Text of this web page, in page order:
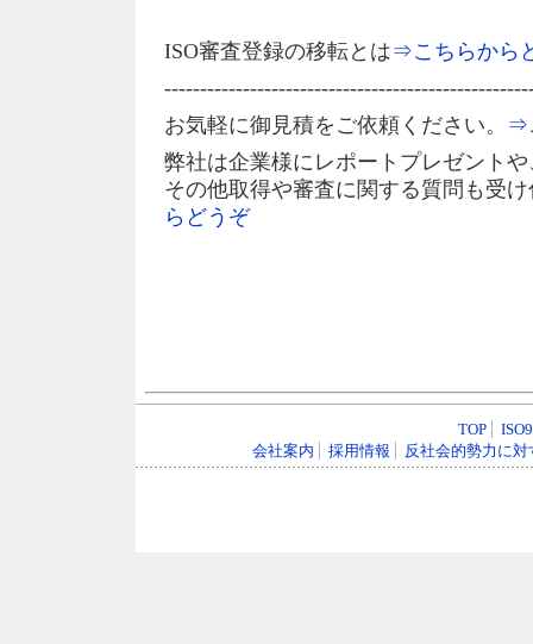
ISO審査登録の移転とは⇒こちらから
お気軽に御見積をご依頼ください。 ⇒
弊社は企業様にレポートプレゼント
その他取得や審査に関する質問も受
らどうぞ
TOP
会社案内
採用情報 反社会的勢力に